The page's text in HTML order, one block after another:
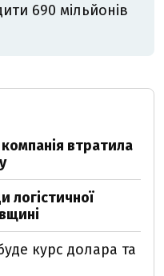
690 мільйонів
втратила
логістичної
курс долара та